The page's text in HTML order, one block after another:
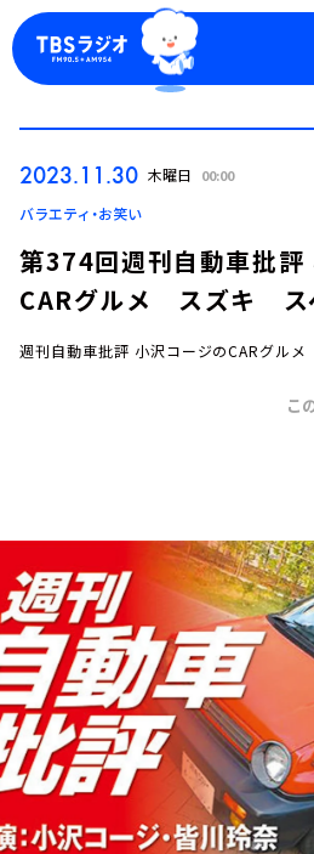
ログイン
イベント・グッズ
YouTube
会社情報
2023.11.30 木曜日 00:00
バラエティ・お笑い
第374回週刊自動車批評
CARグルメ スズキ ス
週刊自動車批評 小沢コージのCARグルメ
こ